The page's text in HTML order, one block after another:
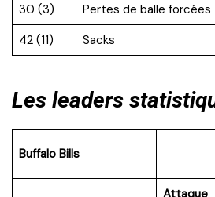
30 (3) Pertes de balle forcées
42 (11)
Sacks
Les leaders
Buffalo Bills
Attaque